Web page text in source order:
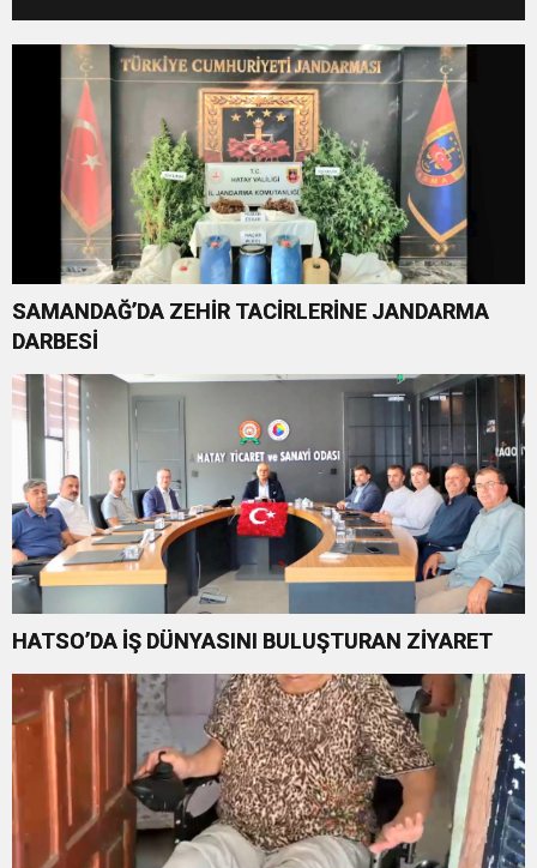
BAŞLADI
SAMANDAĞ’DA ZEHİR TACİRLERİNE JANDARMA
DARBESİ
HATSO’DA İŞ DÜNYASINI BULUŞTURAN ZİYARET